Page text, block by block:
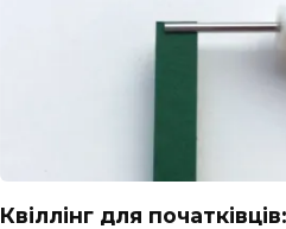
Квіллінг для початківців: